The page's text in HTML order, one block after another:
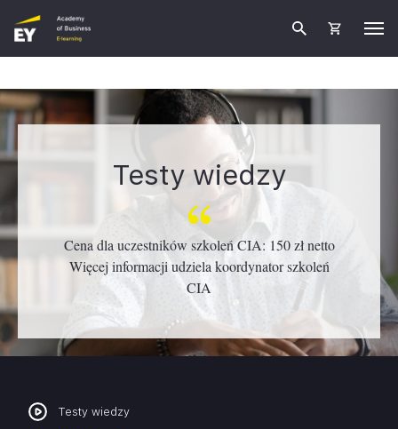
Testy wiedzy
Cena dla uczestników szkoleń CIA: 150 zł netto
Więcej informacji udziela koordynator szkoleń
CIA
Testy wiedzy